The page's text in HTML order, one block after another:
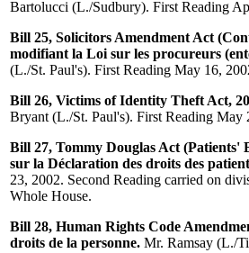
Bartolucci (L./Sudbury). First Reading
Bill 25, Solicitors Amendment Act
modifiant la Loi sur les procureurs
(L./St. Paul's). First Reading May 16,
Bill 26, Victims of Identity Theft Act,
Bryant (L./St. Paul's). First Reading May
Bill 27, Tommy Douglas Act (Patients'
sur la Déclaration des droits des
23, 2002. Second Reading carried on
Whole House.
Bill 28, Human Rights Code
droits de la personne. Mr. Ramsay (L./